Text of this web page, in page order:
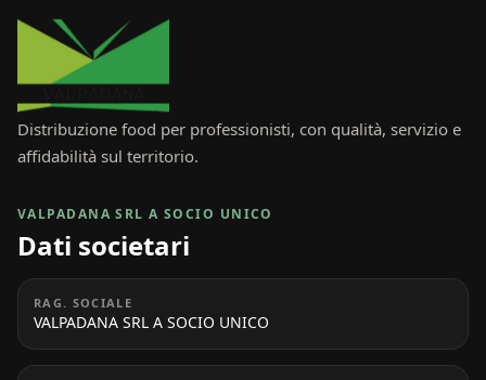
Distribuzione food per professionisti, con qualità, servizio e
affidabilità sul territorio.
VALPADANA SRL A SOCIO UNICO
Dati societari
RAG. SOCIALE
VALPADANA SRL A SOCIO UNICO